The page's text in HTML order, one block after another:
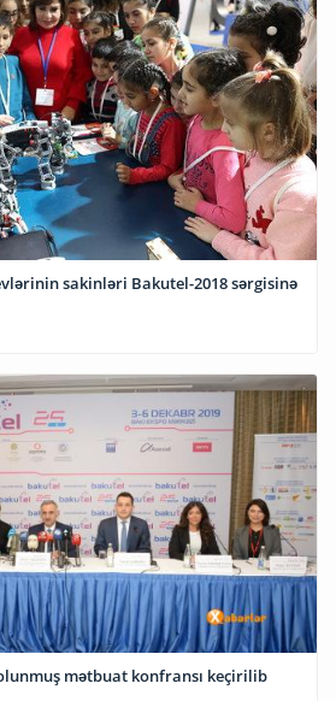
sakinləri Bakutel-2018 sərgisinə
mətbuat konfransı keçirilib